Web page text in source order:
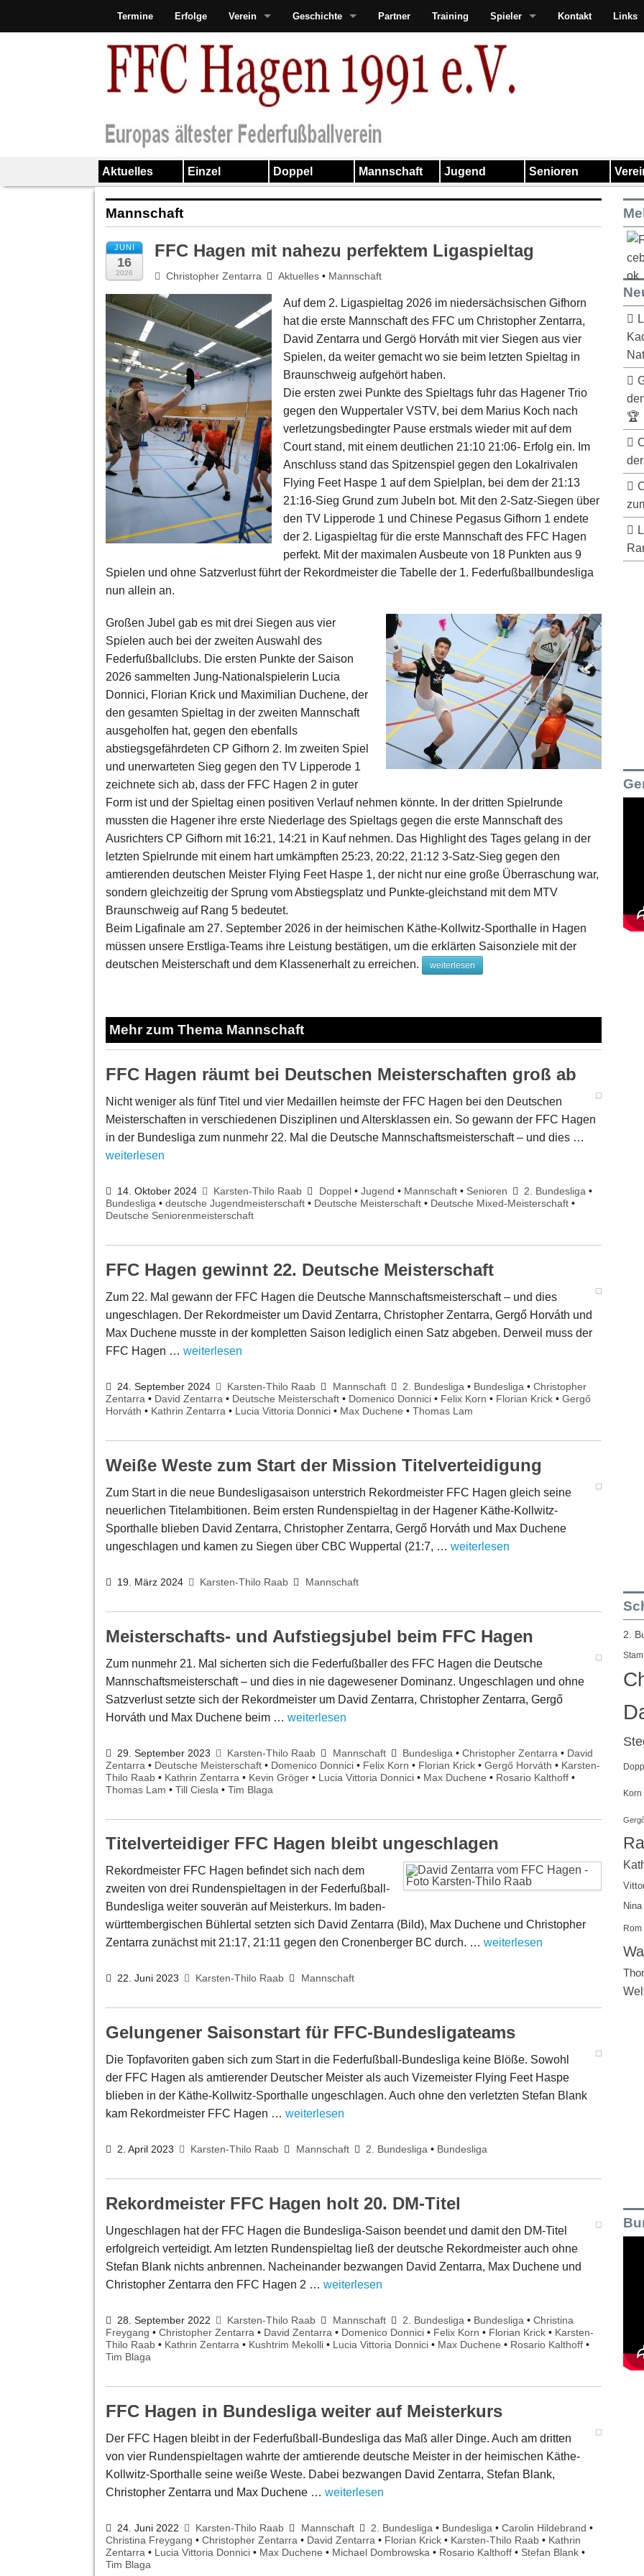
Termine Erfolge Verein Geschichte Partner Training Spieler Kontakt Links
Aktuelles Einzel Doppel Mannschaft Jugend Senioren
Mannschaft
JUNI
16
2026
FFC Hagen mit nahezu perfektem Ligaspieltag
Christopher Zentarra Aktuelles • Mannschaft
Auf dem 2. Ligaspieltag 2026 im niedersächsischen Gifhorn
hat die erste Mannschaft des FFC um Christopher Zentarra,
David Zentarra und Gergö Horváth mit vier Siegen aus vier
Spielen, da weiter gemacht wo sie beim letzten Spieltag in
Braunschweig aufgehört haben.
Die ersten zwei Punkte des Spieltags fuhr das Hagener Trio
gegen den Wuppertaler VSTV, bei dem Marius Koch nach
verletzungsbedingter Pause erstmals wieder mit auf dem
Court stand, mit einem deutlichen 21:10 21:06- Erfolg ein. Im
Anschluss stand das Spitzenspiel gegen den Lokalrivalen
Flying Feet Haspe 1 auf dem Spielplan, bei dem der 21:13
21:16-Sieg Grund zum Jubeln bot. Mit den 2-Satz-Siegen über
den TV Lipperode 1 und Chinese Pegasus Gifhorn 1 endete
der 2. Ligaspieltag für die erste Mannschaft des FFC Hagen
perfekt. Mit der maximalen Ausbeute von 18 Punkten aus 9
Spielen und ohne Satzverlust führt der Rekordmeister die Tabelle der 1. Federfußballbundesliga
nun allein an.
Großen Jubel gab es mit drei Siegen aus vier
Spielen auch bei der zweiten Auswahl des
Federfußballclubs. Die ersten Punkte der Saison
2026 sammelten Jung-Nationalspielerin Lucia
Donnici, Florian Krick und Maximilian Duchene, der
den gesamten Spieltag in der zweiten Mannschaft
ausgeholfen hat, gegen den ebenfalls
abstiegsgefährdeten CP Gifhorn 2. Im zweiten Spiel
und unerwarteten Sieg gegen den TV Lipperode 1
zeichnete sich ab, dass der FFC Hagen 2 in guter
Form ist und der Spieltag einen positiven Verlauf nehmen könnte. In der dritten Spielrunde
mussten die Hagener ihre erste Niederlage des Spieltags gegen die erste Mannschaft des
Ausrichters CP Gifhorn mit 16:21, 14:21 in Kauf nehmen. Das Highlight des Tages gelang in der
letzten Spielrunde mit einem hart umkämpften 25:23, 20:22, 21:12 3-Satz-Sieg gegen den
amtierenden deutschen Meister Flying Feet Haspe 1, der nicht nur eine große Überraschung war,
sondern gleichzeitig der Sprung vom Abstiegsplatz und Punkte-gleichstand mit dem MTV
Braunschweig auf Rang 5 bedeutet.
Beim Ligafinale am 27. September 2026 in der heimischen Käthe-Kollwitz-Sporthalle in Hagen
müssen unsere Erstliga-Teams ihre Leistung bestätigen, um die erklärten Saisonziele mit der
deutschen Meisterschaft und dem Klassenerhalt zu erreichen.
weiterlesen
Mehr zum Thema Mannschaft
FFC Hagen räumt bei Deutschen Meisterschaften groß ab
Nicht weniger als fünf Titel und vier Medaillen heimste der FFC Hagen bei den Deutschen
Meisterschaften in verschiedenen Disziplinen und Altersklassen ein. So gewann der FFC Hagen
in der Bundesliga zum nunmehr 22. Mal die Deutsche Mannschaftsmeisterschaft – und dies …
weiterlesen
14. Oktober 2024 Karsten-Thilo Raab Doppel• Jugend • Mannschaft• Senioren 2. Bundesliga •
Bundesliga • deutsche Jugendmeisterschaft • Deutsche Meisterschaft • Deutsche Mixed-Meisterschaft •
Deutsche Seniorenmeisterschaft
FFC Hagen gewinnt 22. Deutsche Meisterschaft
Zum 22. Mal gewann der FFC Hagen die Deutsche Mannschaftsmeisterschaft – und dies
ungeschlagen. Der Rekordmeister um David Zentarra, Christopher Zentarra, Gergő Horváth und
Max Duchene musste in der kompletten Saison lediglich einen Satz abgeben. Derweil muss der
FFC Hagen … weiterlesen
24. September 2024 Karsten-Thilo Raab Mannschaft 2. Bundesliga • Bundesliga • Christopher
Zentarra • David Zentarra • Deutsche Meisterschaft • Domenico Donnici • Felix Korn • Florian Krick • Gergő
Horváth • Kathrin Zentarra • Lucia Vittoria Donnici • Max Duchene • Thomas Lam
Weiße Weste zum Start der Mission Titelverteidigung
Zum Start in die neue Bundesligasaison unterstrich Rekordmeister FFC Hagen gleich seine
neuerlichen Titelambitionen. Beim ersten Rundenspieltag in der Hagener Käthe-Kollwitz-
Sporthalle blieben David Zentarra, Christopher Zentarra, Gergő Horváth und Max Duchene
ungeschlagen und kamen zu Siegen über CBC Wuppertal (21:7, … weiterlesen
19. März 2024 Karsten-Thilo Raab Mannschaft
Meisterschafts- und Aufstiegsjubel beim FFC Hagen
Zum nunmehr 21. Mal sicherten sich die Federfußballer des FFC Hagen die Deutsche
Mannschaftsmeisterschaft – und dies in nie dagewesener Dominanz. Ungeschlagen und ohne
Satzverlust setzte sich der Rekordmeister um David Zentarra, Christopher Zentarra, Gergő
Horváth und Max Duchene beim … weiterlesen
29. September 2023 Karsten-Thilo Raab Mannschaft Bundesliga • Christopher Zentarra • David
Zentarra • Deutsche Meisterschaft • Domenico Donnici • Felix Korn • Florian Krick • Gergő Horváth • Karsten-
Thilo Raab • Kathrin Zentarra • Kevin Gröger • Lucia Vittoria Donnici • Max Duchene • Rosario Kalthoff •
Thomas Lam • Till Ciesla • Tim Blaga
Titelverteidiger FFC Hagen bleibt ungeschlagen
Rekordmeister FFC Hagen befindet sich nach dem
zweiten von drei Rundenspieltagen in der Federfußball-
Bundesliga weiter souverän auf Meisterkurs. Im baden-
württembergischen Bühlertal setzten sich David Zentarra (Bild), Max Duchene und Christopher
Zentarra zunächst mit 21:17, 21:11 gegen den Cronenberger BC durch. … weiterlesen
22. Juni 2023 Karsten-Thilo Raab Mannschaft
Gelungener Saisonstart für FFC-Bundesligateams
Die Topfavoriten gaben sich zum Start in die Federfußball-Bundesliga keine Blöße. Sowohl
der FFC Hagen als amtierender Deutscher Meister als auch Vizemeister Flying Feet Haspe
blieben in der Käthe-Kollwitz-Sporthalle ungeschlagen. Auch ohne den verletzten Stefan Blank
kam Rekordmeister FFC Hagen … weiterlesen
2. April 2023 Karsten-Thilo Raab Mannschaft 2. Bundesliga • Bundesliga
Rekordmeister FFC Hagen holt 20. DM-Titel
Ungeschlagen hat der FFC Hagen die Bundesliga-Saison beendet und damit den DM-Titel
erfolgreich verteidigt. Am letzten Rundenspieltag ließ der deutsche Rekordmeister auch ohne
Stefan Blank nichts anbrennen. Nacheinander bezwangen David Zentarra, Max Duchene und
Christopher Zentarra den FFC Hagen 2 … weiterlesen
28. September 2022 Karsten-Thilo Raab Mannschaft 2. Bundesliga • Bundesliga • Christina
Freygang • Christopher Zentarra • David Zentarra • Domenico Donnici • Felix Korn • Florian Krick • Karsten-
Thilo Raab • Kathrin Zentarra • Kushtrim Mekolli • Lucia Vittoria Donnici • Max Duchene • Rosario Kalthoff •
Tim Blaga
FFC Hagen in Bundesliga weiter auf Meisterkurs
Der FFC Hagen bleibt in der Federfußball-Bundesliga das Maß aller Dinge. Auch am dritten
von vier Rundenspieltagen wahrte der amtierende deutsche Meister in der heimischen Käthe-
Kollwitz-Sporthalle seine weiße Weste. Dabei bezwangen David Zentarra, Stefan Blank,
Christopher Zentarra und Max Duchene … weiterlesen
24. Juni 2022 Karsten-Thilo Raab Mannschaft 2. Bundesliga • Bundesliga • Carolin Hildebrand •
Christina Freygang • Christopher Zentarra • David Zentarra • Florian Krick • Karsten-Thilo Raab • Kathrin
Zentarra • Lucia Vittoria Donnici • Max Duchene • Michael Dombrowska • Rosario Kalthoff • Stefan Blank •
Tim Blaga
🏆
2.
Korn
Rom